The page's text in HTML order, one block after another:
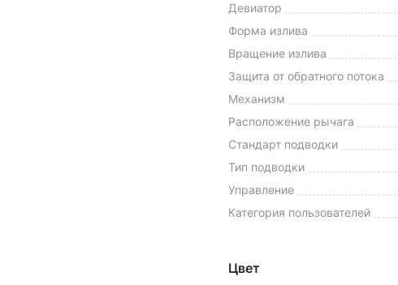
Девиатор
Форма излива
Вращение излива
Защита от обратного потока
Механизм
Расположение рычага
Стандарт подводки
Тип подводки
Управление
Категория пользователей
Цвет